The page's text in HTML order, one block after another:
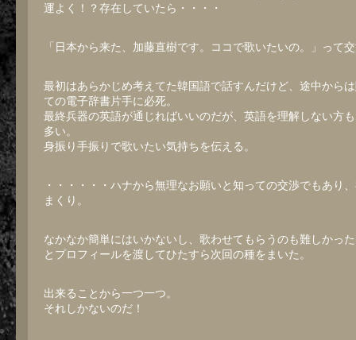
運よく！？存在していたら・・・・
「日本から来た、加藤直樹です。ココで歌いたいの。」って
最初はあらかじめ考えてた韓国語で話すんだけど、途中から
ての電子辞書片手に必死。
最終兵器の英語が通じればいいのだが、英語を理解しない方
多い。
身振り手振りで歌いたい気持ちを伝える。
・・・・・・ハナから無理なお願いと知っての交渉でもあり
まくり。
なかなか簡単にはいかないし、歌わせてもらうのも難しかっ
とプロフィールを渡してひたすら次回の種をまいた。
出来ることから一つ一つ。
それしかないのだ！